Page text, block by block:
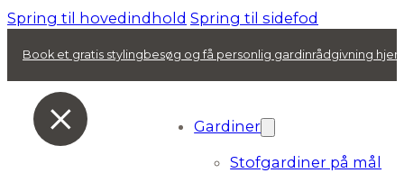
Spring til hovedindhold Spring til sidefod
Book et gratis stylingbesøg og få personlig gardinrådgivning
Gardiner
Stofgardiner på mål